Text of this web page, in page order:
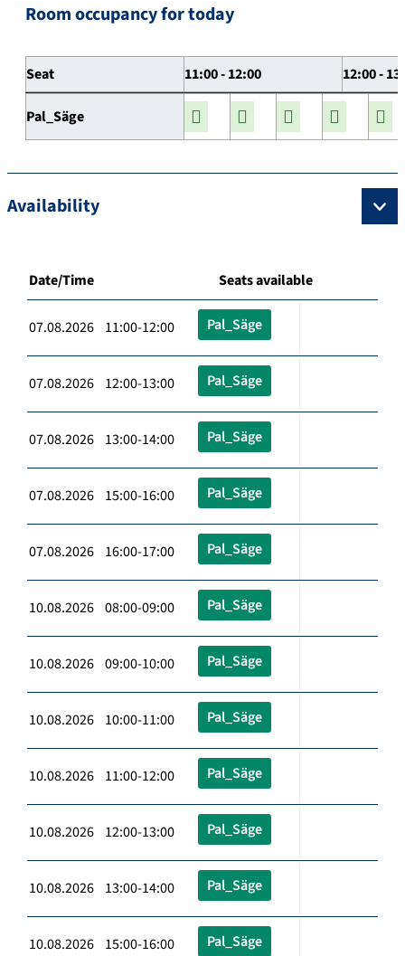
Room occupancy for today
Seat 11:00 - 12:00 12:00 -
Pal_Säge
Availability
Date/Time Seats available
07.08.2026 11:00-12:00 Pal_Säge
07.08.2026 12:00-13:00 Pal_Säge
07.08.2026 13:00-14:00 Pal_Säge
07.08.2026 15:00-16:00 Pal_Säge
07.08.2026 16:00-17:00 Pal_Säge
10.08.2026 08:00-09:00 Pal_Säge
10.08.2026 09:00-10:00 Pal_Säge
10.08.2026 10:00-11:00 Pal_Säge
10.08.2026 11:00-12:00 Pal_Säge
10.08.2026 12:00-13:00 Pal_Säge
10.08.2026 13:00-14:00 Pal_Säge
10.08.2026 15:00-16:00 Pal_Säge